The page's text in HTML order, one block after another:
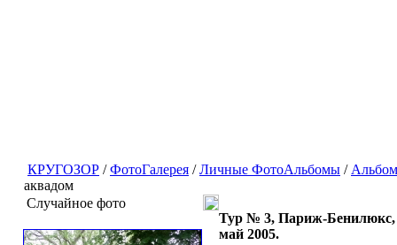
КРУГОЗОР /ФотоГалерея /Личные ФотоАльбомы /
аквадом
Случайное фото
Тур № 3, Париж-Бенилюкс,
май 2005.